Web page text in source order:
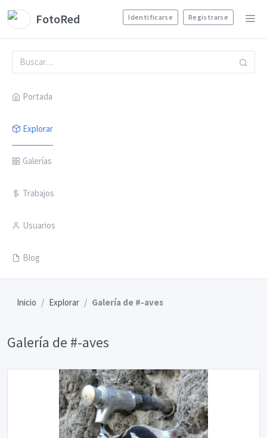
FotoRed Identificarse Registrarse
Portada
Explorar
Galerías
Trabajos
Usuarios
Blog
Inicio Explorar Galería de #-aves
Galería de #-aves